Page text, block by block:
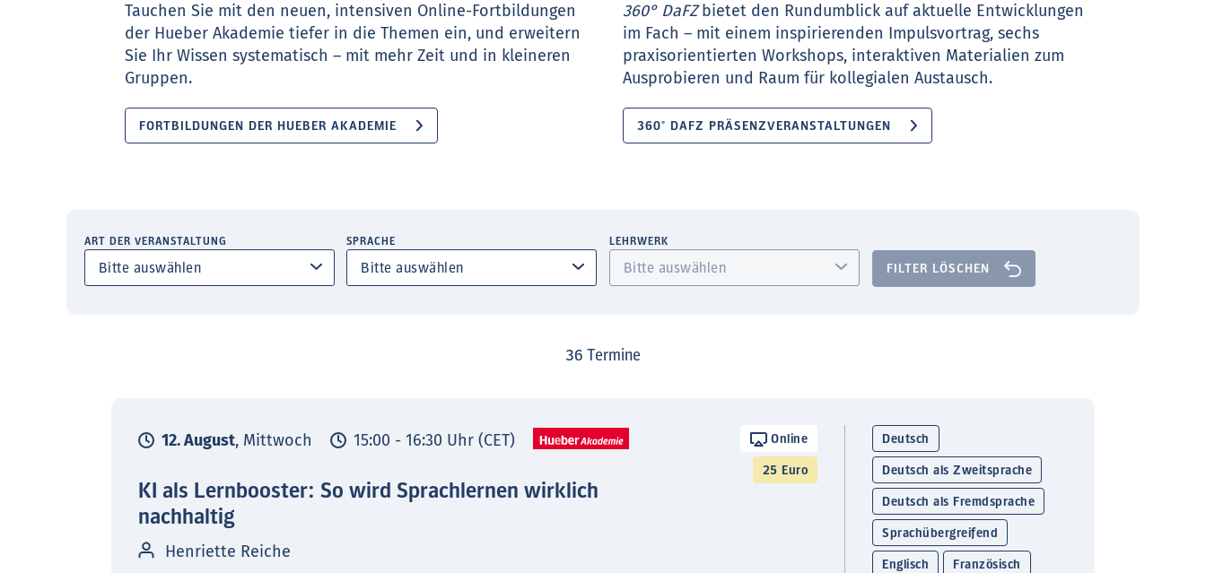
Tauchen Sie mit den neuen, intensiven Online-Fortbildungen
der Hueber Akademie tiefer in die Themen ein, und erweitern
Sie Ihr Wissen systematisch – mit mehr Zeit und in kleineren
Gruppen.
FORTBILDUNGEN DER HUEBER AKADEMIE
360° DaFZbietet den Rundumblick auf aktuelle Entwicklungen
im Fach – mit einem inspirierenden Impulsvortrag, sechs
praxisorientierten Workshops, interaktiven Materialien zum
Ausprobieren und Raum für kollegialen Austausch.
360° DAFZ PRÄSENZVERANSTALTUNGEN
ART DER VERANSTALTUNG SPRACHE LEHRWERK
FILTER LÖSCHEN
36 Termine
12. August, Mittwoch 15:00 - 16:30 Uhr (CET) Online
25 Euro
KI als Lernbooster: So wird Sprachlernen wirklich
nachhaltig
Henriette Reiche
Deutsch
Deutsch als Zweitsprache
Deutsch als Fremdsprache
Sprachübergreifend
Englisch Französisch